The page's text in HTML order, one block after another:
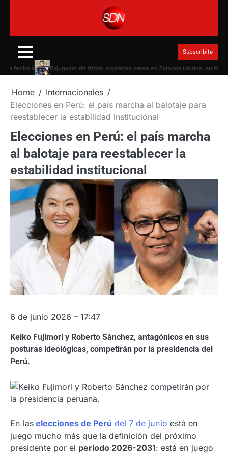
Subscribite
4 Exjugador de fútbol argentino preso en Estados Unidos: su familia
Home
Internacionales
Elecciones en Perú: el país marcha al balotaje para
reestablecer la estabilidad institucional
Elecciones en Perú: el país marcha
al balotaje para reestablecer la
estabilidad institucional
6 de junio 2026 – 17:47
Keiko Fujimori y Roberto Sánchez, antagónicos en sus
posturas ideológicas, competirán por la presidencia del
Perú.
En las elecciones de Perú del 7 de junio está en
juego mucho más que la definición del próximo
presidente por el período 2026-2031: está en juego